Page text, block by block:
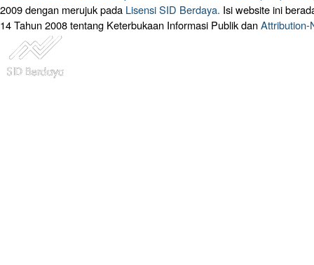
2009 dengan merujuk pada Lisensi SID Berdaya. Isi website ini
14 Tahun 2008 tentang Keterbukaan Informasi Publik danAttribution-